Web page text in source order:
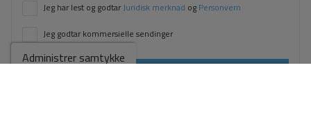
Jeg har lest og godtar Juridisk merknad og Personvern
Jeg godtar kommersielle sendinger
Administrer samtykke